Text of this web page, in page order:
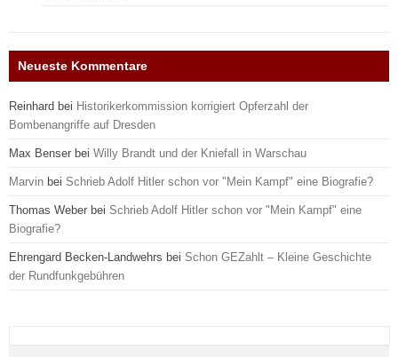
Neueste Kommentare
Reinhard bei Historikerkommission korrigiert Opferzahl der
Bombenangriffe auf Dresden
Max Benser bei Willy Brandt und der Kniefall in Warschau
Marvin bei Schrieb Adolf Hitler schon vor "Mein Kampf" eine Biografie?
Thomas Weber bei Schrieb Adolf Hitler schon vor "Mein Kampf" eine
Biografie?
Ehrengard Becken-Landwehrs bei Schon GEZahlt – Kleine Geschichte
der Rundfunkgebühren